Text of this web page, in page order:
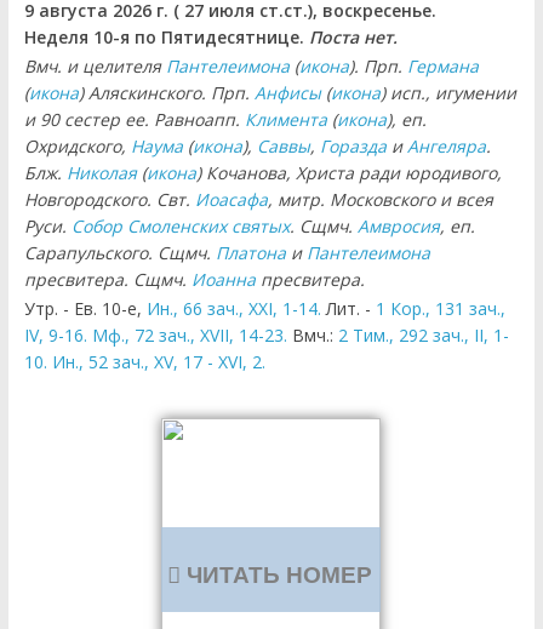
9 августа 2026 г. ( 27 июля ст.ст.), воскресенье.
Неделя 10-я по Пятидесятнице. Поста нет.
Вмч. и целителя Пантелеимона(икона). Прп. Германа
(икона) Аляскинского. Прп. Анфисы(икона) исп., игумении
и 90 сестер ее. Равноапп. Климента(икона), еп.
Охридского, Наума(икона), Саввы, ГораздаиАнгеляра.
Блж. Николая(икона) Кочанова, Христа ради юродивого,
Новгородского. Свт. Иоасафа, митр. Московского и всея
Руси. Собор Смоленских святых. Сщмч. Амвросия, еп.
Сарапульского. Сщмч. Платонаи Пантелеимона
пресвитера. Сщмч. Иоаннапресвитера.
Утр. - Ев. 10-е, Ин., 66 зач., XXI, 1-14. Лит. - 1 Кор., 131 зач.,
IV, 9-16. Мф., 72 зач., XVII, 14-23. Вмч.: 2 Тим., 292 зач., II, 1-
10. Ин., 52 зач., XV, 17 - XVI, 2.
ЧИТАТЬ НОМЕР